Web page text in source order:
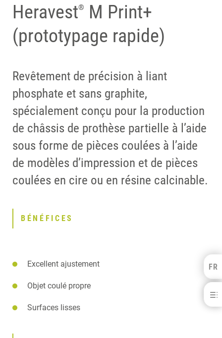
FR
Heravest®
M Print+
(prototypage rapide)
Revêtement de précision à liant
phosphate et sans graphite,
spécialement conçu pour la production
de châssis de prothèse partielle à l’aide
sous forme de pièces coulées à l’aide
de modèles d’impression et de pièces
coulées en cire ou en résine calcinable.
BÉNÉFICES
Excellent ajustement
Objet coulé propre
Surfaces lisses